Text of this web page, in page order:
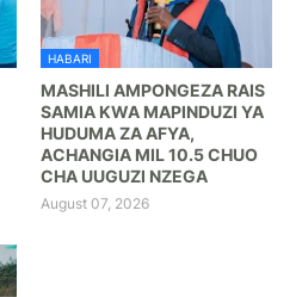
HABARI
MASHILI AMPONGEZA RAIS
SAMIA KWA MAPINDUZI YA
HUDUMA ZA AFYA,
ACHANGIA MIL 10.5 CHUO
CHA UUGUZI NZEGA
August 07, 2026